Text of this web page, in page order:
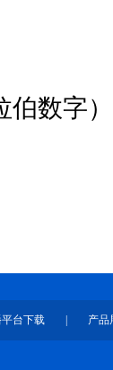
）
台下载 产品